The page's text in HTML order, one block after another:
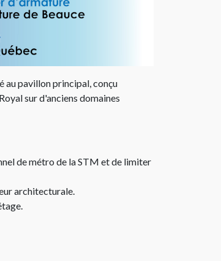
au pavillon principal, conçu
sur d'anciens domaines
de métro de la STM et de limiter
architecturale.​